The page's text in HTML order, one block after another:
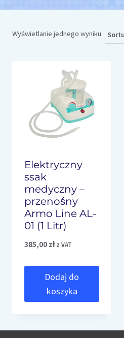
Wyświetlanie jednego wyniku
Elektryczny
ssak
medyczny –
przenośny
Armo Line AL-
01 (1 Litr)
385,00 zł z VAT
Dodaj do
koszyka